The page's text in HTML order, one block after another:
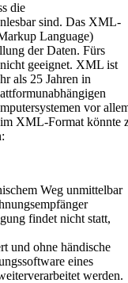
die
sind. Das XML-
Language)
der Daten. Fürs
geeignet. XML ist
als 25 Jahren in
vor
XML-Format könnte
Weg unmittelbar
findet nicht statt,
und ohne händische
eines
werden.